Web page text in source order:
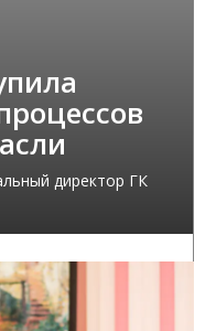
директор ГК